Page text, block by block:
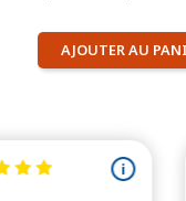
AJOUTER AU